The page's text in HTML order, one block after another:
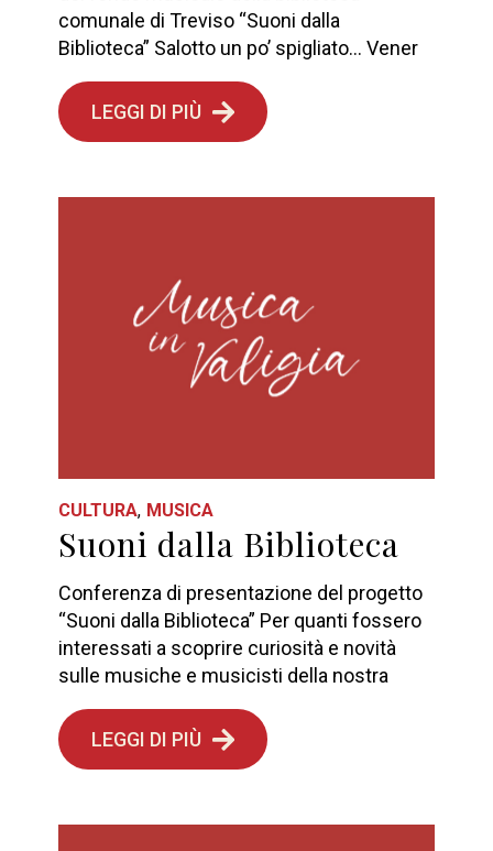
comunale di Treviso “Suoni dalla
Biblioteca” Salotto un po’ spigliato… Vener
LEGGI DI PIÙ
CULTURA MUSICA
Suoni dalla Biblioteca
Conferenza di presentazione del progetto
“Suoni dalla Biblioteca” Per quanti fossero
interessati a scoprire curiosità e novità
sulle musiche e musicisti della nostra
LEGGI DI PIÙ